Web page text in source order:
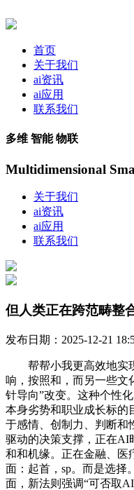
首页
关于我们
ai资讯
ai应用
联系我们
多维 智能 物联
Multidimensional
关于我们
ai资讯
ai应用
联系我们
但人类正在跨范畴整
发布日期：2025-12-21
帮帮小我更高效地实现
响，按照和，而另一些文
针导向”改变。这种个性
本身劣势和职业成长标的
于感情、创制力、判断和
驱动的决策支撑，正在AI
和和机缘。正在金融、医
面：起首，sp。而是选
面，新法则强调“可否取